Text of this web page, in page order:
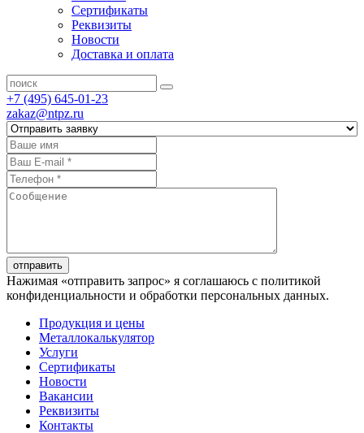
Сертификаты
Реквизиты
Новости
Доставка и оплата
+7 (495) 645-01-23
zakaz@ntpz.ru
отправить
Нажимая «отправить запрос» я соглашаюсь с политикой
конфиденциальности и обработки персональных данных.
Продукция и цены
Металлокалькулятор
Услуги
Сертификаты
Новости
Вакансии
Реквизиты
Контакты